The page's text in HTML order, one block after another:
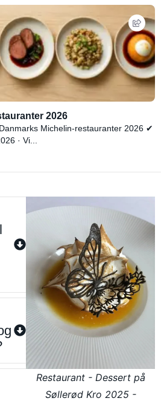
2026
Michelin-restauranter 2026 ✔
· Vi...
Restaurant - Dessert på
Søllerød Kro 2025 -